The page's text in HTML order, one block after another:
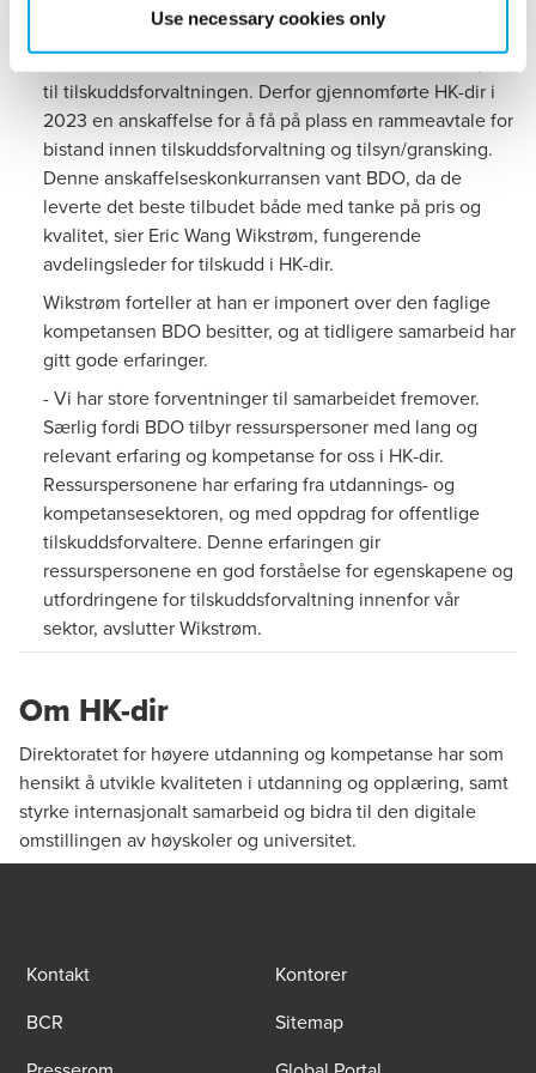
Use necessary cookies only
kroner innenfor disse ordningene.
- Fra tid til annen har vi behov for ekstern bistand knyttet
til tilskuddsforvaltningen. Derfor gjennomførte HK-dir i
2023 en anskaffelse for å få på plass en rammeavtale for
bistand innen tilskuddsforvaltning og tilsyn/gransking.
Denne anskaffelseskonkurransen vant BDO, da de
leverte det beste tilbudet både med tanke på pris og
kvalitet, sier Eric Wang Wikstrøm, fungerende
avdelingsleder for tilskudd i HK-dir.
Wikstrøm forteller at han er imponert over den faglige
kompetansen BDO besitter, og at tidligere samarbeid har
gitt gode erfaringer.
- Vi har store forventninger til samarbeidet fremover.
Særlig fordi BDO tilbyr ressurspersoner med lang og
relevant erfaring og kompetanse for oss i HK-dir.
Ressurspersonene har erfaring fra utdannings- og
kompetansesektoren, og med oppdrag for offentlige
tilskuddsforvaltere. Denne erfaringen gir
ressurspersonene en god forståelse for egenskapene og
utfordringene for tilskuddsforvaltning innenfor vår
sektor, avslutter Wikstrøm.
Om HK-dir
Direktoratet for høyere utdanning og kompetanse har som
hensikt å utvikle kvaliteten i utdanning og opplæring, samt
styrke internasjonalt samarbeid og bidra til den digitale
omstillingen av høyskoler og universitet.
Kontakt
Kontorer
BCR
Sitemap